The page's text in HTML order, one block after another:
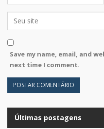
Save my name, email, and
next time I comment.
Últimas postagens